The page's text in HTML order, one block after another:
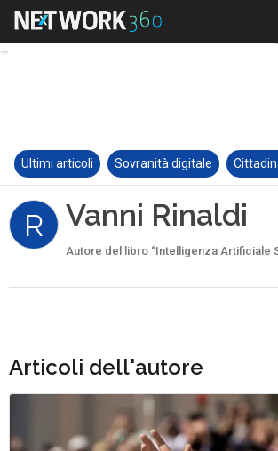
Ultimi articoli Sovranità digitale
R Vanni Rinaldi
Autore del libro “Intelligenza Artificiale
Articoli dell'autore